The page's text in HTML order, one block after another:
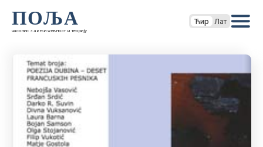
ПОЉА
часопис за књижевност и теорију
Ћир Лат